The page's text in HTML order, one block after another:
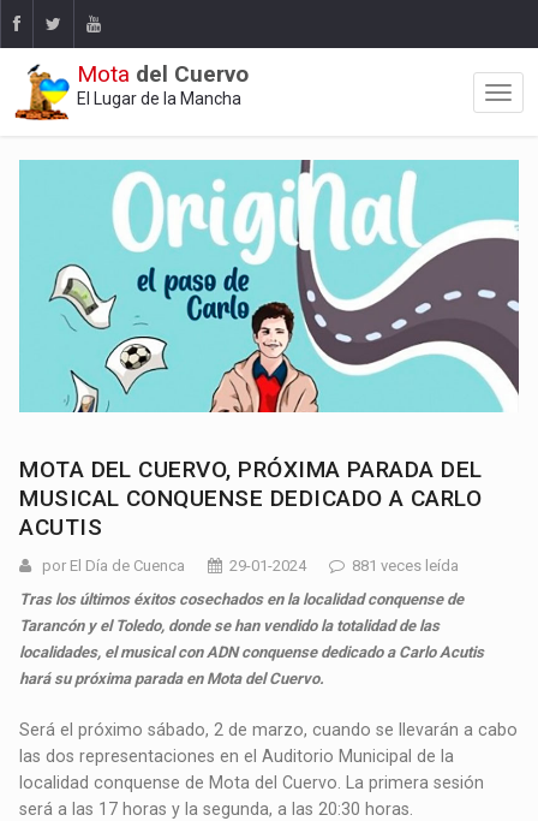
Mota del Cuervo
El Lugar de la Mancha
MOTA DEL CUERVO, PRÓXIMA PARADA DEL
MUSICAL CONQUENSE DEDICADO A CARLO
ACUTIS
por El Día de Cuenca 29-01-2024
881 veces leída
Tras los últimos éxitos cosechados en la localidad conquense de
Tarancón y el Toledo, donde se han vendido la totalidad de las
localidades, el musical con ADN conquense dedicado a Carlo Acutis
hará su próxima parada en Mota del Cuervo.
Será el próximo sábado, 2 de marzo, cuando se llevarán a cabo
las dos representaciones en el Auditorio Municipal de la
localidad conquense de Mota del Cuervo. La primera sesión
será a las 17 horas y la segunda, a las 20:30 horas.